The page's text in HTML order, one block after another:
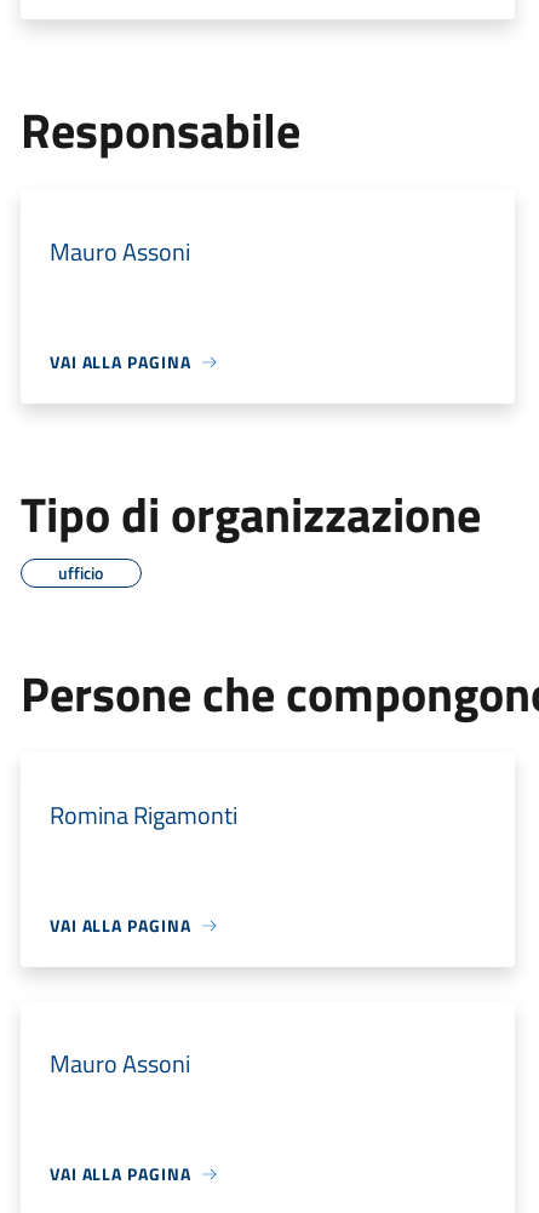
Responsabile
Mauro Assoni
VAI ALLA PAGINA
Tipo di organizzazione
ufficio
Persone che
Romina Rigamonti
VAI ALLA PAGINA
Mauro Assoni
VAI ALLA PAGINA